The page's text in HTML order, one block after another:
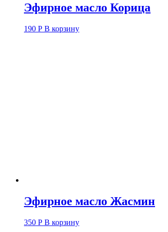
Эфирное масло Корица
190 Р В корзину
Эфирное масло Жасмин
350 Р В корзину